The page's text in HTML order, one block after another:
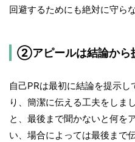
回避するためにも絶対に守ら
②アピールは結論から
自己PRは最初に結論を提示
り、簡潔に伝える工夫をしま
と、最後まで聞かないと何を
い、場合によっては最後まで